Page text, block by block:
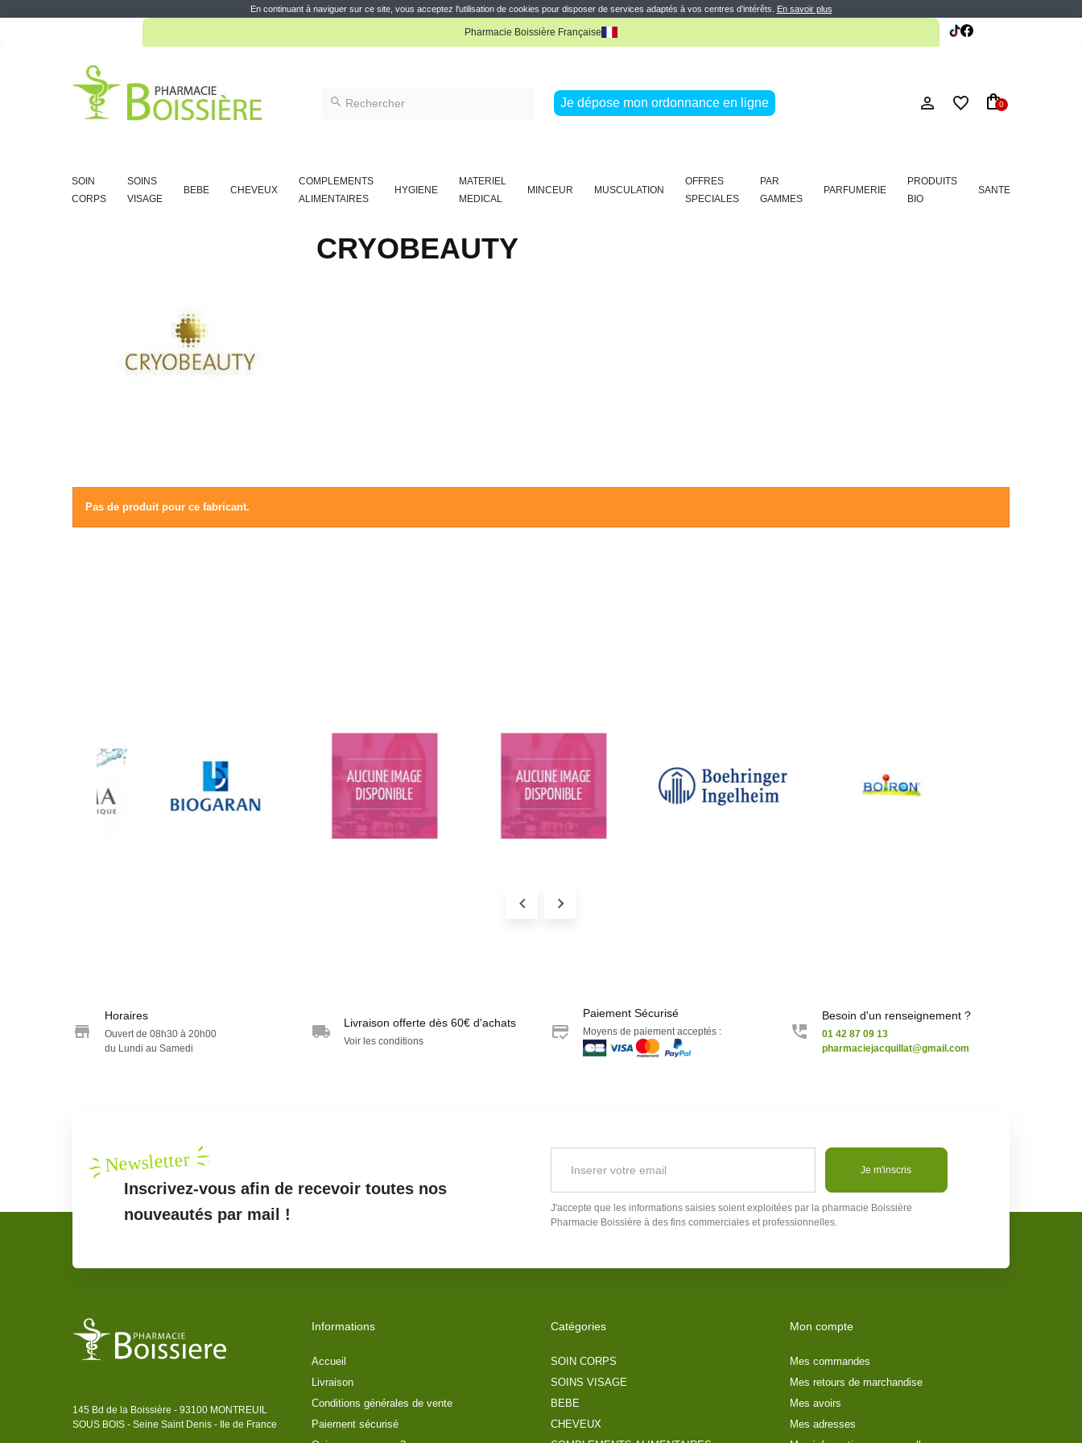
En continuant à naviguer sur ce site, vous acceptez l'utilisation de cookies pour disposer de services adaptés à vos centres d’intérêts. En savoir plus
10% de réduction Profitez de 10% de réduction avec notre offre de parrainage Lire la suite
Pharmacie Boissière Française
Pharmacie Boissière Française
Je dépose mon ordonnance en ligne 0
SOIN
CORPS
SOINS
VISAGE
BEBE CHEVEUX
COMPLEMENTS
ALIMENTAIRES
HYGIENE
MATERIEL
MEDICAL
MINCEUR MUSCULATION
OFFRES
SPECIALES
PAR
GAMMES
PARFUMERIE
PRODUITS
BIO
SANTE
CRYOBEAUTY
Pas de produit pour ce fabricant.
Horaires
Ouvert de 08h30 à 20h00
du Lundi au Samedi
Livraison offerte dès 60€ d'achats
Voir les conditions
Paiement Sécurisé
Moyens de paiement acceptés :
Besoin d'un renseignement ?
01 42 87 09 13
pharmaciejacquillat@gmail.com
Newsletter
Inscrivez-vous afin de recevoir toutes nos
nouveautés par mail !
Je m'inscris
J'accepte que les informations saisies soient exploitées par la pharmacie Boissière
Pharmacie Boissière à des fins commerciales et professionnelles.
145 Bd de la Boissière - 93100 MONTREUIL
SOUS BOIS - Seine Saint Denis - Ile de France
Informations
Accueil
Livraison
Conditions générales de vente
Paiement sécurisé
Catégories
SOIN CORPS
SOINS VISAGE
BEBE
CHEVEUX
Mon compte
Mes commandes
Mes retours de marchandise
Mes avoirs
Mes adresses